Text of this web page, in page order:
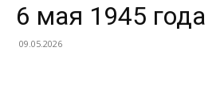
6 мая 1945 года
09.05.2026